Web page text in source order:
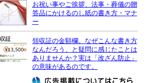
お祝い事やご挨拶、法事・葬儀の贈
答品にかけるのし紙の書き方・マナ
ー
領収証の金額欄。なぜこんな書き方
なんだろう、と疑問に感じたことは
ありませんか？実は「改ざん防止」
の意味があるのです。